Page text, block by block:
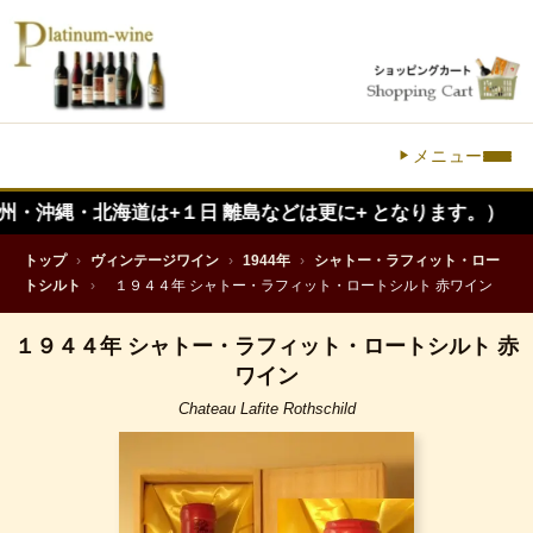
メニュー
海道は+１日 離島などは更に+ となります。）
トップ › ヴィンテージワイン › 1944年 ›
シャトー・ラフィット・ロー
トシルト
› １９４４年 シャトー・ラフィット・ロートシルト 赤ワイン
１９４４年 シャトー・ラフィット・ロートシルト 赤
ワイン
Chateau Lafite Rothschild